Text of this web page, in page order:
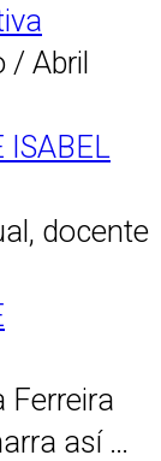
/ Abril
ISABEL
docente
Ferreira
así …